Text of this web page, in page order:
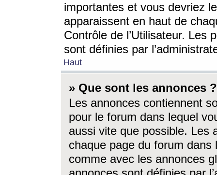
importantes et vous devriez
apparaissent en haut de
Contrôle de l’Utilisateur. Les
sont définies par
Haut
» Que sont les annonces ?
Les annonces contiennent
pour le forum dans lequel
aussi vite que possible. Les
chaque page du forum dans
comme avec les annonces